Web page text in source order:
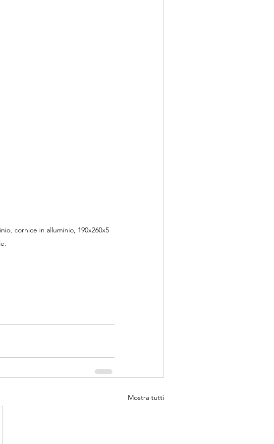
cornice in alluminio, 190x260x5
Mostra tutti